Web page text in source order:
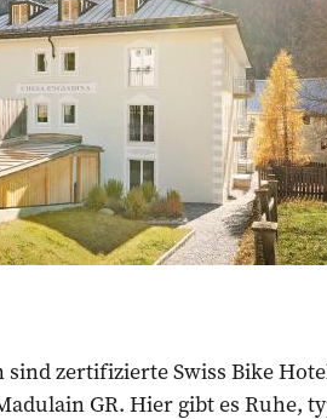
sind zertifizierte Swiss Bike
GR. Hier gibt es Ruhe,